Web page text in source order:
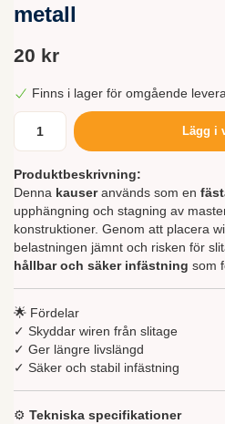
metall
20 kr
Finns i lager för omgående
Lägg i
Produktbeskrivning:
Denna kauseranvänds som en
upphängning och stagning av
konstruktioner. Genom att placera
belastningen jämnt och risken för
hållbar och säker infästning som
🌟 Fördelar
✓ Skyddar wiren från slitage
✓ Ger längre livslängd
✓ Säker och stabil infästning
⚙️ Tekniska specifikationer